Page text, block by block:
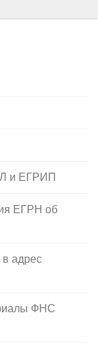
и ЕГРИП
ЕГРН об
адрес
ФНС